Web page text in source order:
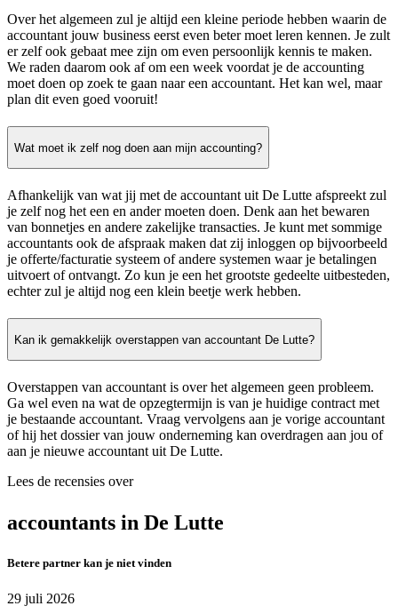
Over het algemeen zul je altijd een kleine periode hebben waarin de
accountant jouw business eerst even beter moet leren kennen. Je zult
er zelf ook gebaat mee zijn om even persoonlijk kennis te maken.
We raden daarom ook af om een week voordat je de accounting
moet doen op zoek te gaan naar een accountant. Het kan wel, maar
plan dit even goed vooruit!
Wat moet ik zelf nog doen aan mijn accounting?
Afhankelijk van wat jij met de accountant uit De Lutte afspreekt zul
je zelf nog het een en ander moeten doen. Denk aan het bewaren
van bonnetjes en andere zakelijke transacties. Je kunt met sommige
accountants ook de afspraak maken dat zij inloggen op bijvoorbeeld
je offerte/facturatie systeem of andere systemen waar je betalingen
uitvoert of ontvangt. Zo kun je een het grootste gedeelte uitbesteden,
echter zul je altijd nog een klein beetje werk hebben.
Kan ik gemakkelijk overstappen van accountant De Lutte?
Overstappen van accountant is over het algemeen geen probleem.
Ga wel even na wat de opzegtermijn is van je huidige contract met
je bestaande accountant. Vraag vervolgens aan je vorige accountant
of hij het dossier van jouw onderneming kan overdragen aan jou of
aan je nieuwe accountant uit De Lutte.
Lees de recensies over
accountants in De Lutte
Betere partner kan je niet vinden
29 juli 2026